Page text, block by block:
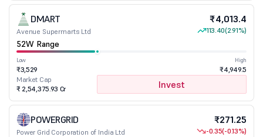
DMART
Avenue Supermarts Ltd
₹4,013.4
113.40(2.91%)
52W Range
Low
₹3,529
High
₹4,949.5
Market Cap
₹ 2,54,375.93 Cr
Invest
POWERGRID
Power Grid Corporation of India Ltd
₹271.25
-0.35(-0.13%)